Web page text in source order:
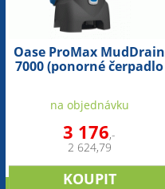
Oase ProMax MudDrain
7000 (ponorné čerpadlo
na objednávku
3 176,-
2 624,79